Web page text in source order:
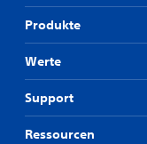
Produkte
Werte
Support
Ressourcen